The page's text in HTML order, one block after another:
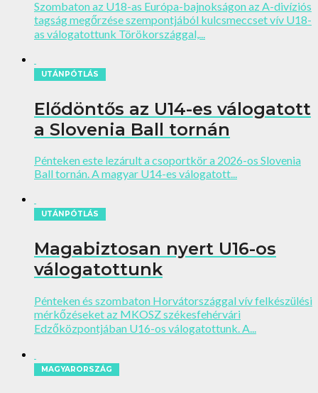
Szombaton az U18-as Európa-bajnokságon az A-divíziós
tagság megőrzése szempontjából kulcsmeccset vív U18-
as válogatottunk Törökországgal,...
UTÁNPÓTLÁS
Elődöntős az U14-es válogatott
a Slovenia Ball tornán
Pénteken este lezárult a csoportkör a 2026-os Slovenia
Ball tornán. A magyar U14-es válogatott...
UTÁNPÓTLÁS
Magabiztosan nyert U16-os
válogatottunk
Pénteken és szombaton Horvátországgal vív felkészülési
mérkőzéseket az MKOSZ székesfehérvári
Edzőközpontjában U16-os válogatottunk. A...
MAGYARORSZÁG